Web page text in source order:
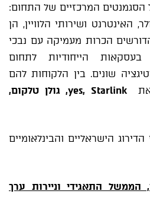
הסגמנטים המרכזיים של התחום:
האינטרנט ושירותי הלוויין, הן
הדורשים הכרות מעמיקה עם נבכי
הייחודיות לתחום
שונים. בין הלקוחות להם
yes,
Starlink, גולן טלקום,
הישראליים והבינלאומיים
הממשל התאגידי וניירות ערך